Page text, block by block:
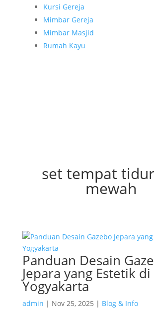
Kursi Gereja
Mimbar Gereja
Mimbar Masjid
Rumah Kayu
set tempat
mewah
Panduan Desain
Jepara yang Estetik di
Yogyakarta
admin | Nov 25, 2025 | Blog & Info